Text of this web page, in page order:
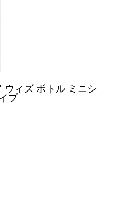
ウィズ ボトル ミニシ
プ